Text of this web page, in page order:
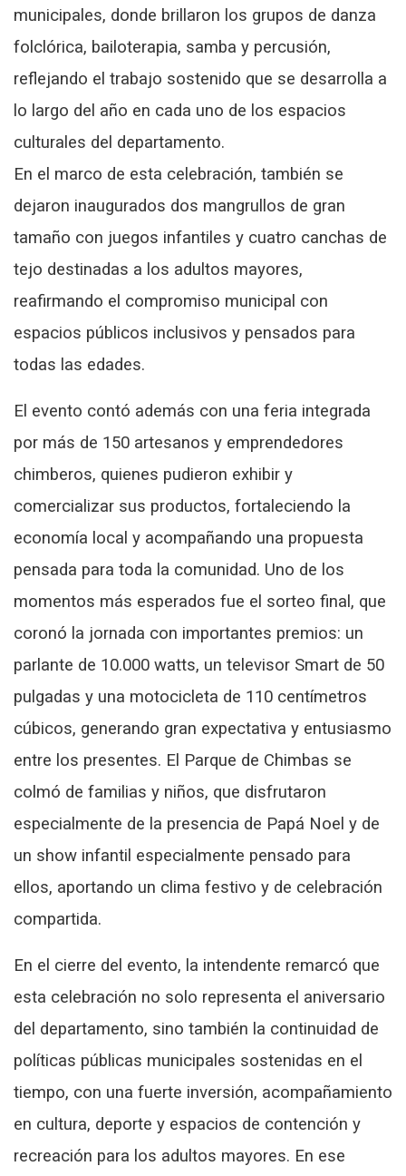
municipales, donde brillaron los grupos de danza
folclórica, bailoterapia, samba y percusión,
reflejando el trabajo sostenido que se desarrolla a
lo largo del año en cada uno de los espacios
culturales del departamento.
En el marco de esta celebración, también se
dejaron inaugurados dos mangrullos de gran
tamaño con juegos infantiles y cuatro canchas de
tejo destinadas a los adultos mayores,
reafirmando el compromiso municipal con
espacios públicos inclusivos y pensados para
todas las edades.
El evento contó además con una feria integrada
por más de 150 artesanos y emprendedores
chimberos, quienes pudieron exhibir y
comercializar sus productos, fortaleciendo la
economía local y acompañando una propuesta
pensada para toda la comunidad. Uno de los
momentos más esperados fue el sorteo final, que
coronó la jornada con importantes premios: un
parlante de 10.000 watts, un televisor Smart de 50
pulgadas y una motocicleta de 110 centímetros
cúbicos, generando gran expectativa y entusiasmo
entre los presentes. El Parque de Chimbas se
colmó de familias y niños, que disfrutaron
especialmente de la presencia de Papá Noel y de
un show infantil especialmente pensado para
ellos, aportando un clima festivo y de celebración
compartida.
En el cierre del evento, la intendente remarcó que
esta celebración no solo representa el aniversario
del departamento, sino también la continuidad de
políticas públicas municipales sostenidas en el
tiempo, con una fuerte inversión, acompañamiento
en cultura, deporte y espacios de contención y
recreación para los adultos mayores. En ese